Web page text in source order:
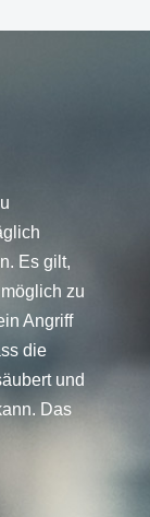
Es gilt,
zu
Angriff
die
und
Das